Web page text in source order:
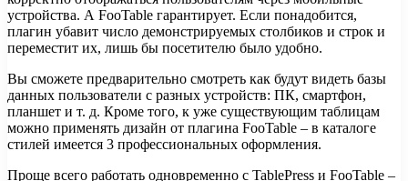
устройства. А FooTable гарантирует. Если понадобится,
плагин убавит число демонстрируемых столбиков и строк и
переместит их, лишь бы посетителю было удобно.
Вы сможете предварительно смотреть как будут видеть базы
данных пользователи с разных устройств: ПК, смартфон,
планшет и т. д. Кроме того, к уже существующим таблицам
можно применять дизайн от плагина FooTable – в каталоге
стилей имеется 3 профессиональных оформления.
Проще всего работать одновременно с TablePress и FooTable –